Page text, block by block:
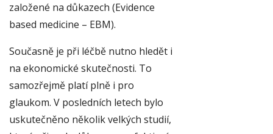
založené na důkazech (Evidence
based medicine – EBM).
Současně je při léčbě nutno hledět i
na ekonomické skutečnosti. To
samozřejmě platí plně i pro
glaukom. V posledních letech bylo
uskutečněno několik velkých studií,